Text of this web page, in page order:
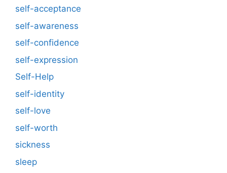
self-acceptance
self-awareness
self-confidence
self-expression
Self-Help
self-identity
self-love
self-worth
sickness
sleep